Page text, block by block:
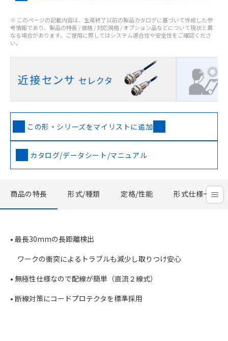
※ このページの記載内容は、生産終了以前の製品カタログに基づいて作成した参
考情報であり、製品の特長 / 価格 / 対応規格 / オプション品などについて現状と異
なる場合があります。ご使用に際してはシステム適合性や安全性をご確認くださ
い。
この形・シリーズをマイリストに追加
カタログ/データシート/マニュアル
商品の特長 形式/種類 定格/性能 形式仕様一覧
• 最長30mmの長距離検出
ワークの衝突によるトラブルも減少し取りつけ安心
• 無極性仕様なので配線が簡単（直流２線式）
• 断線対策にコードプロテクタを標準採用